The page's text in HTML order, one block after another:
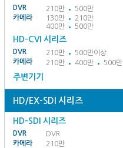
DVR 210만
500만
카메라
130만
210만
400만
500만
HD-CVI 시리즈
DVR 210만
500만이상
카메라
210만 400만 500만
주변기기
HD/EX-SDI 시리즈
HD-SDI 시리즈
DVR
DVR
카메라
210만